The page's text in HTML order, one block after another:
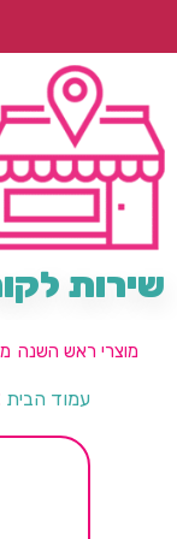
שירות
מוצרי ראש השנה
עמוד הבית